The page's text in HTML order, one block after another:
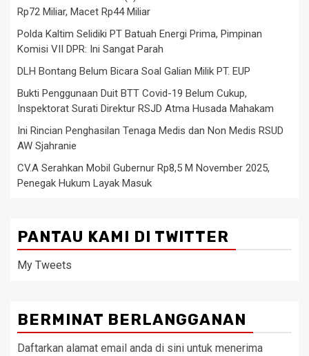
Rp72 Miliar, Macet Rp44 Miliar
Polda Kaltim Selidiki PT Batuah Energi Prima, Pimpinan
Komisi VII DPR: Ini Sangat Parah
DLH Bontang Belum Bicara Soal Galian Milik PT. EUP
Bukti Penggunaan Duit BTT Covid-19 Belum Cukup,
Inspektorat Surati Direktur RSJD Atma Husada Mahakam
Ini Rincian Penghasilan Tenaga Medis dan Non Medis RSUD
AW Sjahranie
CV.A Serahkan Mobil Gubernur Rp8,5 M November 2025,
Penegak Hukum Layak Masuk
PANTAU KAMI DI TWITTER
My Tweets
BERMINAT BERLANGGANAN
Daftarkan alamat email anda di sini untuk menerima